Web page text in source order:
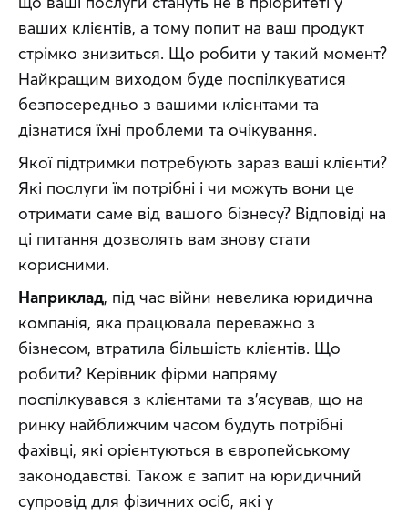
ваших клієнтів, а тому попит на ваш продукт
стрімко знизиться. Що робити у такий момент?
Найкращим виходом буде поспілкуватися
безпосередньо з вашими клієнтами та
дізнатися їхні проблеми та очікування.
Якої підтримки потребують зараз ваші клієнти?
Які послуги їм потрібні і чи можуть вони це
отримати саме від вашого бізнесу? Відповіді на
ці питання дозволять вам знову стати
корисними.
Наприклад, під час війни невелика юридична
компанія, яка працювала переважно з
бізнесом, втратила більшість клієнтів. Що
робити? Керівник фірми напряму
поспілкувався з клієнтами та з’ясував, що на
ринку найближчим часом будуть потрібні
фахівці, які орієнтуються в європейському
законодавстві. Також є запит на юридичний
супровід для фізичних осіб, які у